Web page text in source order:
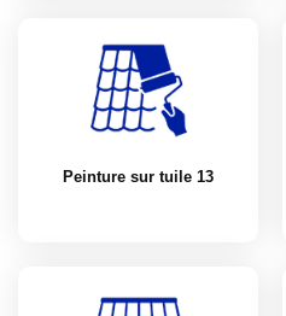
Peinture sur tuile 13